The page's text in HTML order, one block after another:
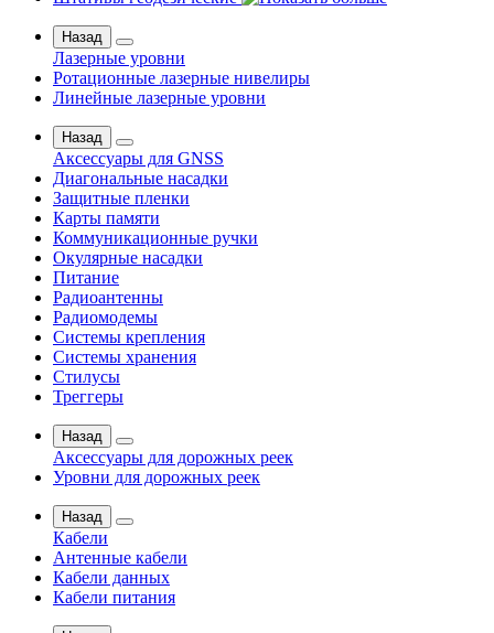
Назад
Лазерные уровни
Ротационные лазерные нивелиры
Линейные лазерные уровни
Назад
Аксессуары для GNSS
Диагональные насадки
Защитные пленки
Карты памяти
Коммуникационные ручки
Окулярные насадки
Питание
Радиоантенны
Радиомодемы
Системы крепления
Системы хранения
Стилусы
Треггеры
Назад
Аксессуары для дорожных реек
Уровни для дорожных реек
Назад
Кабели
Антенные кабели
Кабели данных
Кабели питания